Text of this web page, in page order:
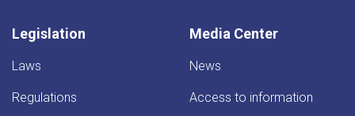
Legislation
Laws
Regulations
Media Center
News
Access to information